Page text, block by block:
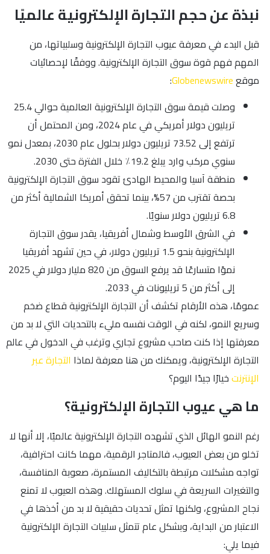
نبذة عن حجم التجارة الإلكترونية عالميًا
قبل البدء في معرفة عيوب التجارة الإلكترونية وسلبياتها، من
المهم فهم قوة سوق التجارة الإلكترونية. ووفقًا لإحصائيات
موقعGlobenewswire
:
وصلت قيمة سوق التجارة الإلكترونية العالمية حوالي 25.4
تريليون دولار أمريكي في عام 2024، ومن المحتمل أن
ترتفع إلى 73.52 تريليون دولار بحلول عام 2030، بمعدل نمو
سنوي مركب وارد يبلغ 19.2٪ خلال الفترة حتى 2030.
منطقة آسيا والمحيط الهادئ تقود سوق التجارة الإلكترونية
بحصة تقترب من 57%، بينما تحقق أمريكا الشمالية أكثر من
6.8 تريليون دولار سنويًا.
في الشرق الأوسط وشمال أفريقيا، يقدر سوق التجارة
الإلكترونية بنحو 1.5 تريليون دولار، في حين تشهد أفريقيا
نموًا متسارعًا قد يرفع السوق من 820 مليار دولار في 2025
إلى أكثر من 5 تريليونات في 2033.
عمومًا، هذه الأرقام تكشف أن التجارة الإلكترونية قطاع ضخم
وسريع النمو، لكنه في الوقت نفسه مليء بالتحديات التي لا بد من
معرفتها إذا كنت صاحب مشروع تجاري وترغب في الدخول في عالم
التجارة الإلكترونية، ويمكنك من هنا معرفة لماذا التجارة عبر
الإنترنتخيارًا جيدًا اليوم؟
ما هي عيوب التجارة الإلكترونية؟
رغم النمو الهائل الذي تشهده التجارة الإلكترونية عالميًا، إلا أنها لا
تخلو من بعض العيوب، فالمتاجر الرقمية، مهما كانت احترافية،
تواجه مشكلات مرتبطة بالتكاليف المستمرة، صعوبة المنافسة،
والتغيرات السريعة في سلوك المستهلك. وهذه العيوب لا تمنع
نجاح المشروع، ولكنها تمثل تحديات حقيقية لا بد من أخذها في
الاعتبار من البداية، وبشكل عام تتمثل سلبيات التجارة الإلكترونية
فيما يلي: